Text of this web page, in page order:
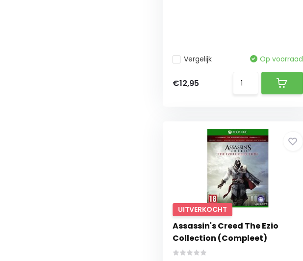
Vergelijk Op voorraad
€12,95
UITVERKOCHT
Assassin's Creed The Ezio
Collection (Compleet)